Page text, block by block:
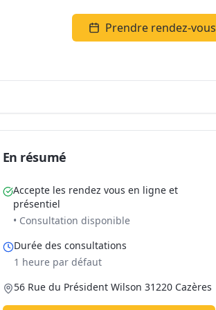
Prendre rendez-vous
En résumé
Accepte les rendez vous en ligne et
présentiel
• Consultation disponible
Durée des consultations
1 heure par défaut
56 Rue du Président Wilson 31220 Cazères